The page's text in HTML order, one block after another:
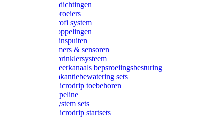
Gardena afdichtingen
Gardena sproeiers
Gardena Profi system
Gardena koppelingen
Gardena tuinspuiten
Gardena timers & sensoren
Gardena Sprinklersysteem
Gardena meerkanaals bepsroeiingsbesturing
Gardena vakantiebewatering sets
Gardena Microdrip toebehoren
Gardena Pipeline
Gardena System sets
Gardena Microdrip startsets